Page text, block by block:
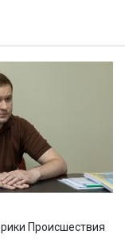
Происшествия